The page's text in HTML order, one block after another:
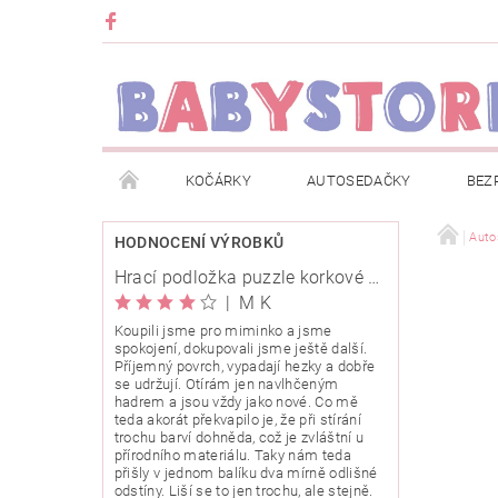
KOČÁRKY AUTOSEDAČKY
METRÁŽ ZNAČKY ROZBALENO NEBO
OBCHODNÍ PODMÍNKY
O NÁS KARIERA KLUB BABYSTORE
HODNOCENÍ VÝROBKŮ
Hrací podložka puzzle korkové 120x120cm
| M K
Koupili jsme pro miminko a jsme
spokojení, dokupovali jsme ještě další.
Příjemný povrch, vypadají hezky a dobře
se udržují. Otírám jen navlhčeným
hadrem a jsou vždy jako nové. Co mě
teda akorát překvapilo je, že při stírání
trochu barví dohněda, což je zvláštní u
přírodního materiálu. Taky nám teda
přišly v jednom balíku dva mírně odlišné
odstíny. Liší se to jen trochu, ale stejně.